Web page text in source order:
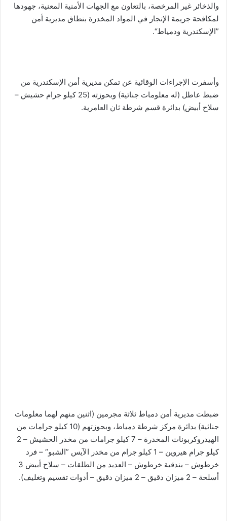
والذخائر غير المرخصة، بالتعاون مع الجهات الأمنية المعنية، جهودها
لمكافحة جريمة الإتجار في المواد المخدرة بنطاق مديرية أمن
”الإسكندرية ودمياط“.
وأسفرت الإجراءات الوقائية عن تمكن مديرية أمن الإسكندرية من
ضبط عاطل (له معلومات جنائية) وبحوزته (25 كيلو جرام حشيش –
سلاح أبيض) بدائرة قسم شرطة ثان العامرية.
ضبطت مديرية أمن دمياط ثلاثة مجرمين (اثنين منهم لهما معلومات
جنائية) بدائرة مركز شرطة دمياط، وبحوزتهم (10 كيلو جرامات من
الهيدروكربونات المخدرة – 7 كيلو جرامات من مخدر الحشيش – 2
كيلو جرام هيروين – 1 كيلو جرام من مخدر الآيس ”الشبو“ – فرد
خرطوش – بندقية خرطوش – العديد من الطلقات – سلاح أبيض 3
أسلحة – 2 ميزان دقيق – 2 ميزان دقيق – أدوات تقسيم وتغليف).